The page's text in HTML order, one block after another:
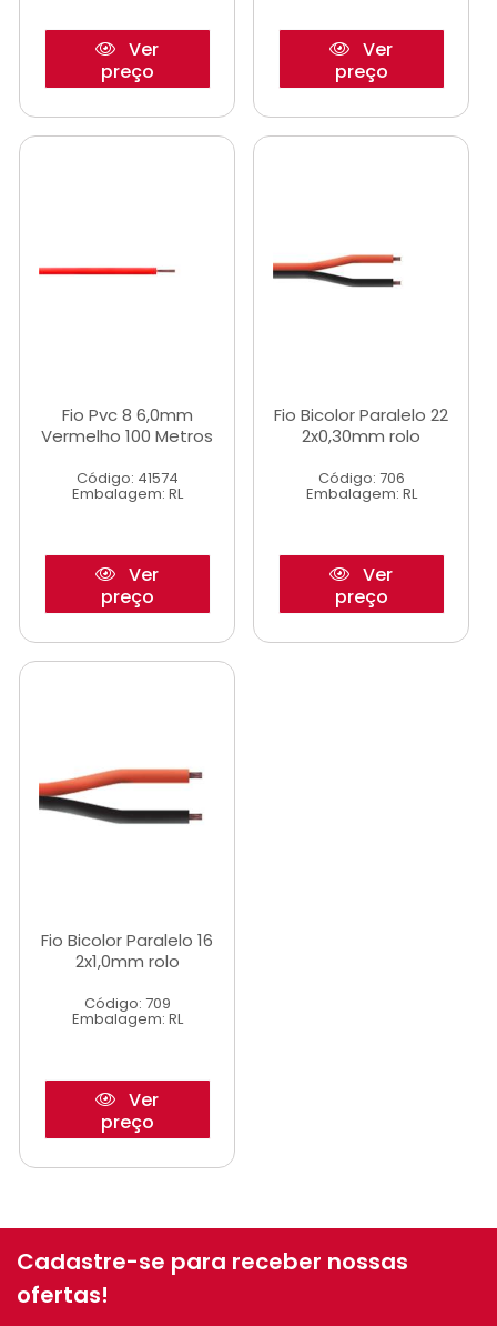
Ver
preço
Ver
preço
Fio Pvc 8 6,0mm
Vermelho 100 Metros
Código: 41574
Embalagem: RL
Ver
preço
Fio Bicolor Paralelo 22
2x0,30mm rolo
Código: 706
Embalagem: RL
Ver
preço
Fio Bicolor Paralelo 16
2x1,0mm rolo
Código: 709
Embalagem: RL
Ver
preço
Cadastre-se para receber nossas
ofertas!